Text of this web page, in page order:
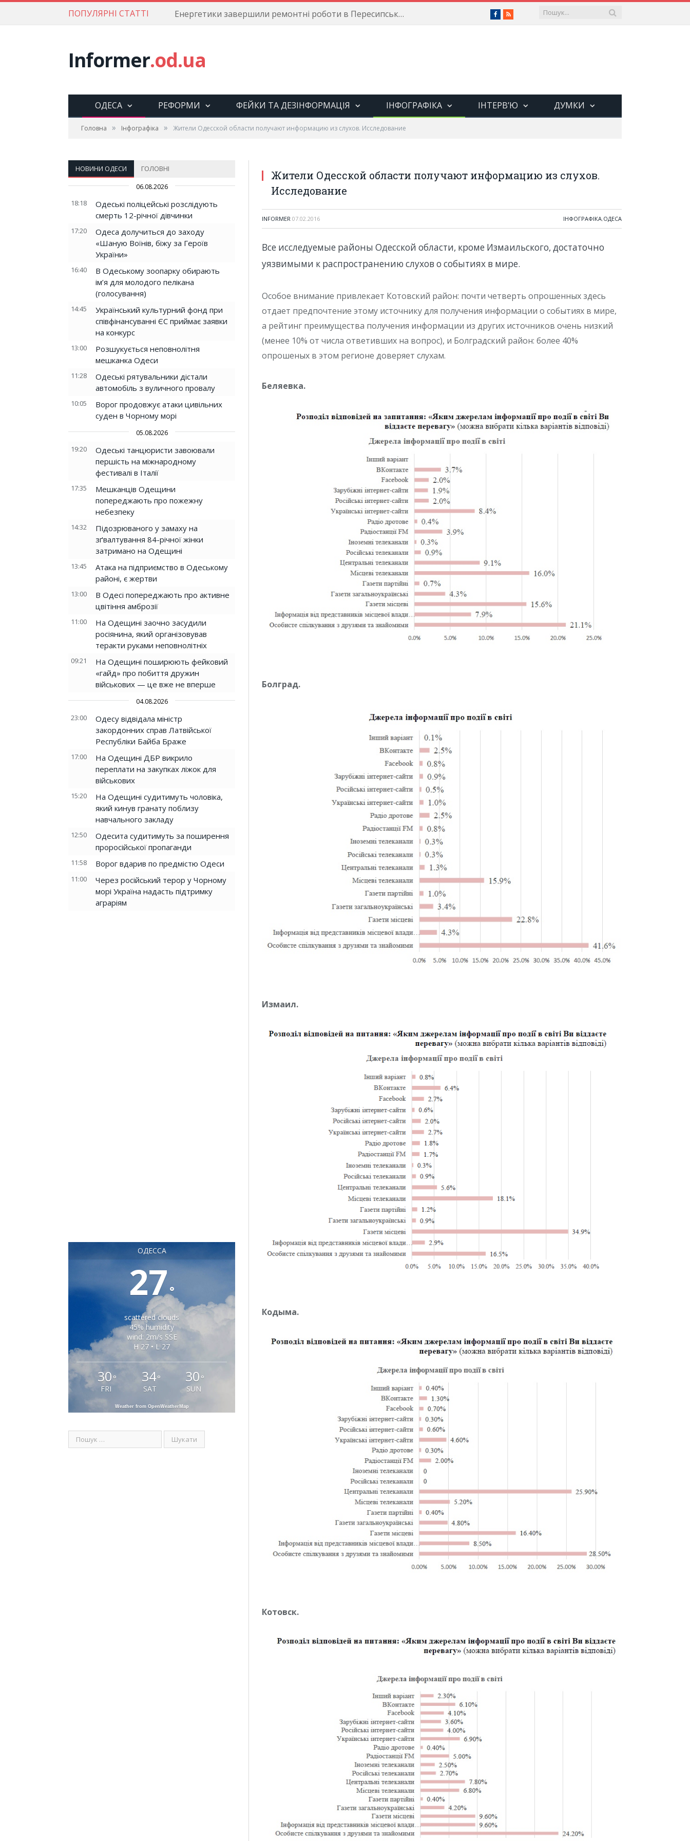
ПОПУЛЯРНІ СТАТТІ Одесит став чемпіоном світу з коропової ловлі Facebook
RSS
Informer.od.ua
ОДЕСА РЕФОРМИ ФЕЙКИ ТА ДЕЗІНФОРМАЦІЯ ІНФОГРАФІКА ІНТЕРВ’Ю ДУМКИ
Головна » Інфографіка » Жители Одесской области получают информацию из слухов. Исследование
НОВИНИ ОДЕСИ ГОЛОВНІ
06.08.2026
18:18
Одеські поліцейські розслідують
смерть 12-річної дівчинки
17:20
Одеса долучиться до заходу
«Шаную Воїнів, біжу за Героїв
України»
16:40
В Одеському зоопарку обирають
ім’я для молодого пелікана
(голосування)
14:45
Український культурний фонд при
співфінансуванні ЄС приймає заявки
на конкурс
13:00
Розшукується неповнолітня
мешканка Одеси
11:28
Одеські рятувальники дістали
автомобіль з вуличного провалу
10:05
Ворог продовжує атаки цивільних
суден в Чорному морі
05.08.2026
19:20
Одеські танцюристи завоювали
першість на міжнародному
фестивалі в Італії
17:35
Мешканців Одещини
попереджають про пожежну
небезпеку
14:32
Підозрюваного у замаху на
зґвалтування 84-річної жінки
затримано на Одещині
13:45
Атака на підприємство в Одеському
районі, є жертви
13:00
В Одесі попереджають про активне
цвітіння амброзії
11:00
На Одещині заочно засудили
росіянина, який організовував
теракти руками неповнолітніх
09:21
На Одещині поширюють фейковий
«гайд» про побиття дружин
військових — це вже не вперше
04.08.2026
23:00
Одесу відвідала міністр
закордонних справ Латвійської
Республіки Байба Браже
17:00
На Одещині ДБР викрило
переплати на закупках ліжок для
військових
15:20
На Одещині судитимуть чоловіка,
який кинув гранату поблизу
навчального закладу
12:50
Одесита судитимуть за поширення
проросійської пропаганди
11:58 Ворог вдарив по предмістю Одеси
11:00
Через російський терор у Чорному
морі Україна надасть підтримку
аграріям
ОДЕССА
27°
scattered clouds
45% humidity
wind: 2m/s SSE
H 27 • L 27
30 °
FRI
34°
SAT
30 °
SUN
Weather from OpenWeatherMap
Жители Одесской области получают информацию из слухов.
Исследование
INFORMER 07.02.2016 ІНФОГРАФІКА,ОДЕСА
Все исследуемые районы Одесской области, кроме Измаильского, достаточно
уязвимыми к распространению слухов о событиях в мире.
Особое внимание привлекает Котовский район: почти четверть опрошенных здесь
отдает предпочтение этому источнику для получения информации о событиях в мире,
а рейтинг преимущества получения информации из других источников очень низкий
(менее 10% от числа ответивших на вопрос), и Болградский район: более 40%
опрошеных в этом регионе доверяет слухам.
Беляевка.
Болград.
Измаил.
Кодыма.
Котовск.